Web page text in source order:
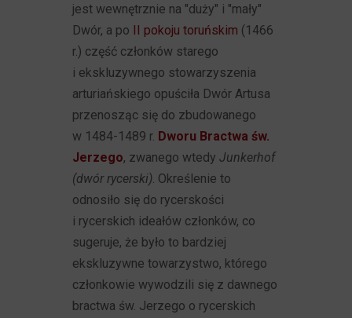
jest wewnętrznie na "duży" i "mały"
Dwór, a po II pokoju toruńskim (1466
r.) część członków starego
i ekskluzywnego stowarzyszenia
arturiańskiego opuściła Dwór Artusa
przenosząc się do zbudowanego
w 1484-1489 r. Dworu Bractwa św.
Jerzego, zwanego wtedyJunkerhof
(dwór rycerski) . Określenie to
odnosiło się do rycerskości
i rycerskich ideałów członków, co
sugeruje, że było to bardziej
ekskluzywne towarzystwo, którego
członkowie wywodzili się z dawnego
bractwa św. Jerzego o rycerskich